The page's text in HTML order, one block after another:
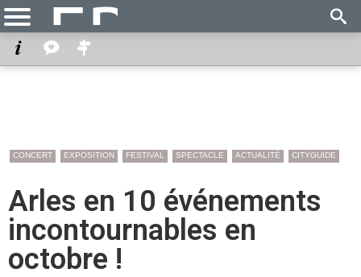
CONCERT EXPOSITION FESTIVAL SPECTACLE ACTUALITÉ CITYGUIDE
Arles en 10 événements
incontournables en
octobre !